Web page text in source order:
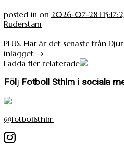
posted in on 2026-07-
Ruderstam
PLUS. Här är det senaste från
inlägget →
Ladda fler relaterade
Följ Fotboll Sthlm i sociala
@fotbollsthlm